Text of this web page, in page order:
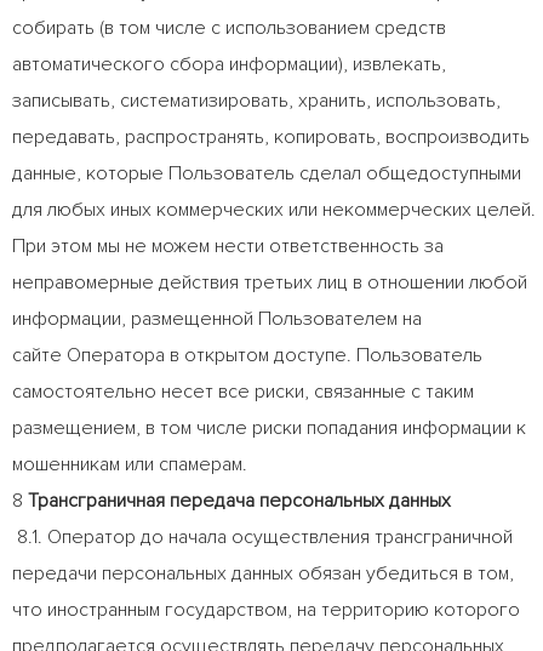
собирать (в том числе с использованием средств
автоматического сбора информации), извлекать,
записывать, систематизировать, хранить, использовать,
передавать, распространять, копировать, воспроизводить
данные, которые Пользователь сделал общедоступными
для любых иных коммерческих или некоммерческих целей.
При этом мы не можем нести ответственность за
неправомерные действия третьих лиц в отношении любой
информации, размещенной Пользователем на
сайте Оператора в открытом доступе. Пользователь
самостоятельно несет все риски, связанные с таким
размещением, в том числе риски попадания информации к
мошенникам или спамерам.
8 Трансграничная передача персональных данных
8.1. Оператор до начала осуществления трансграничной
передачи персональных данных обязан убедиться в том,
что иностранным государством, на территорию которого
предполагается осуществлять передачу персональных